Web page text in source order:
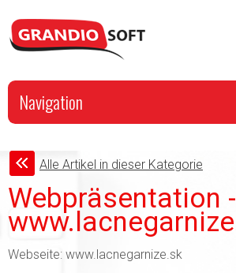
Navigation
Alle Artikel in dieser Kategorie
Webpräsentation -
Webseite: www.lacnegarnize.sk